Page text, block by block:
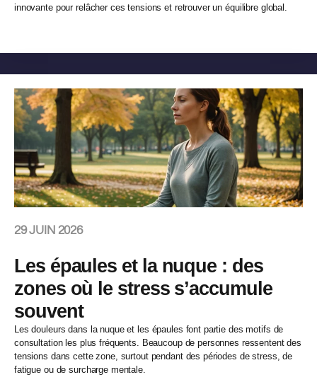
innovante pour relâcher ces tensions et retrouver un équilibre global.
29 JUIN 2026
Les épaules et la nuque : des
zones où le stress s’accumule
souvent
Les douleurs dans la nuque et les épaules font partie des motifs de
consultation les plus fréquents. Beaucoup de personnes ressentent des
tensions dans cette zone, surtout pendant des périodes de stress, de
fatigue ou de surcharge mentale.